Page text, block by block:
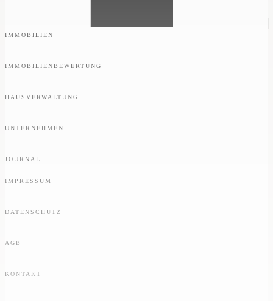
IMMOBILIEN
IMMOBILIENBEWERTUNG
HAUSVERWALTUNG
UNTERNEHMEN
JOURNAL
IMPRESSUM
DATENSCHUTZ
AGB
KONTAKT